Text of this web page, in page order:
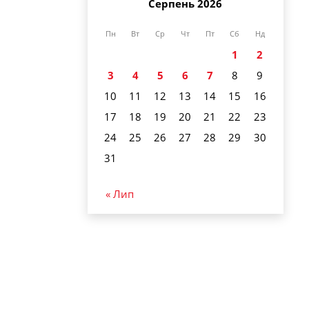
Серпень 2026
Пн Вт Ср Чт Пт Сб Нд
1
2
3
4 5 6 7 8
9
10
11 12 13 14 15
16
17
18 19 20 21 22
23
24
25 26 27 28 29
30
31
« Лип